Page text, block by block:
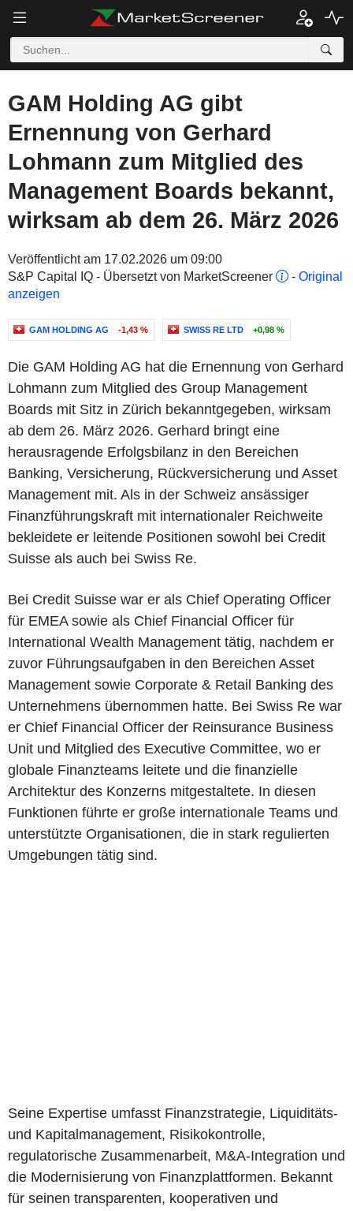
GAM Holding AG gibt
Ernennung von Gerhard
Lohmann zum Mitglied des
Management Boards bekannt,
wirksam ab dem 26. März 2026
Veröffentlicht am 17.02.2026 um 09:00
S&P Capital IQ - Übersetzt von MarketScreener
- Original
anzeigen
GAM HOLDING AG -1,43 % SWISS RE LTD +0,98 %
Die GAM Holding AG hat die Ernennung von Gerhard
Lohmann zum Mitglied des Group Management
Boards mit Sitz in Zürich bekanntgegeben, wirksam
ab dem 26. März 2026. Gerhard bringt eine
herausragende Erfolgsbilanz in den Bereichen
Banking, Versicherung, Rückversicherung und Asset
Management mit. Als in der Schweiz ansässiger
Finanzführungskraft mit internationaler Reichweite
bekleidete er leitende Positionen sowohl bei Credit
Suisse als auch bei Swiss Re.
Bei Credit Suisse war er als Chief Operating Officer
für EMEA sowie als Chief Financial Officer für
International Wealth Management tätig, nachdem er
zuvor Führungsaufgaben in den Bereichen Asset
Management sowie Corporate & Retail Banking des
Unternehmens übernommen hatte. Bei Swiss Re war
er Chief Financial Officer der Reinsurance Business
Unit und Mitglied des Executive Committee, wo er
globale Finanzteams leitete und die finanzielle
Architektur des Konzerns mitgestaltete. In diesen
Funktionen führte er große internationale Teams und
unterstützte Organisationen, die in stark regulierten
Umgebungen tätig sind.
Seine Expertise umfasst Finanzstrategie, Liquiditäts-
und Kapitalmanagement, Risikokontrolle,
regulatorische Zusammenarbeit, M&A-Integration und
die Modernisierung von Finanzplattformen. Bekannt
für seinen transparenten, kooperativen und